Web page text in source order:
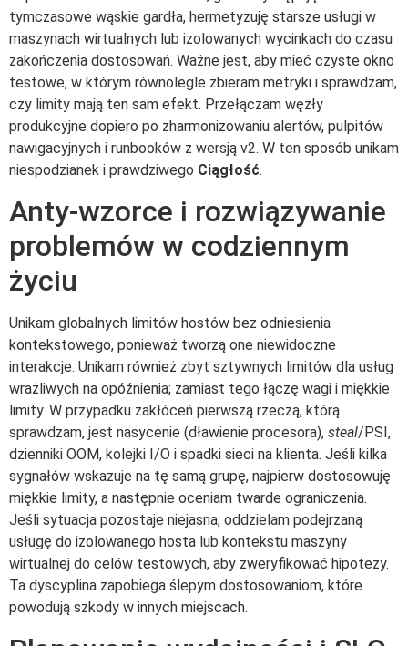
tymczasowe wąskie gardła, hermetyzuję starsze usługi w
maszynach wirtualnych lub izolowanych wycinkach do czasu
zakończenia dostosowań. Ważne jest, aby mieć czyste okno
testowe, w którym równolegle zbieram metryki i sprawdzam,
czy limity mają ten sam efekt. Przełączam węzły
produkcyjne dopiero po zharmonizowaniu alertów, pulpitów
nawigacyjnych i runbooków z wersją v2. W ten sposób unikam
niespodzianek i prawdziwego Ciągłość.
Anty-wzorce i rozwiązywanie
problemów w codziennym
życiu
Unikam globalnych limitów hostów bez odniesienia
kontekstowego, ponieważ tworzą one niewidoczne
interakcje. Unikam również zbyt sztywnych limitów dla usług
wrażliwych na opóźnienia; zamiast tego łączę wagi i miękkie
limity. W przypadku zakłóceń pierwszą rzeczą, którą
sprawdzam, jest nasycenie (dławienie procesora), steal/PSI,
dzienniki OOM, kolejki I/O i spadki sieci na klienta. Jeśli kilka
sygnałów wskazuje na tę samą grupę, najpierw dostosowuję
miękkie limity, a następnie oceniam twarde ograniczenia.
Jeśli sytuacja pozostaje niejasna, oddzielam podejrzaną
usługę do izolowanego hosta lub kontekstu maszyny
wirtualnej do celów testowych, aby zweryfikować hipotezy.
Ta dyscyplina zapobiega ślepym dostosowaniom, które
powodują szkody w innych miejscach.